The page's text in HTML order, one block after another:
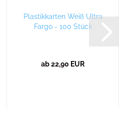
Plastikkarten Weiß Ultra
Fargo - 100 Stück
ab 22,90 EUR